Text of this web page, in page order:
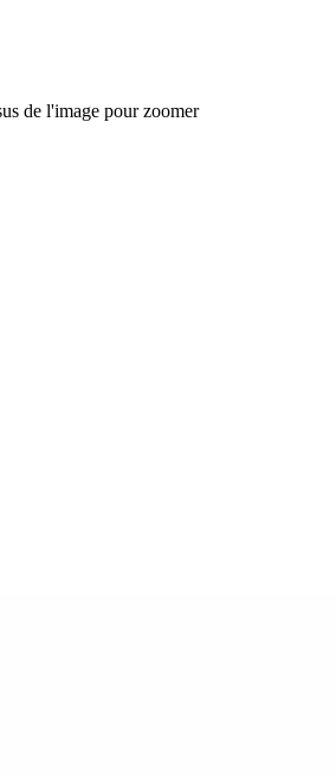
de l'image pour zoomer